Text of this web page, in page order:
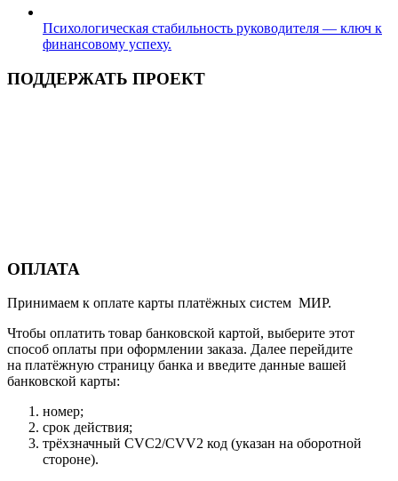
Психологическая стабильность руководителя — ключ к
финансовому успеху.
ПОДДЕРЖАТЬ ПРОЕКТ
ОПЛАТА
Принимаем к оплате карты платёжных систем МИР.
Чтобы оплатить товар банковской картой, выберите этот
способ оплаты при оформлении заказа. Далее перейдите
на платёжную страницу банка и введите данные вашей
банковской карты:
номер;
срок действия;
трёхзначный CVC2/CVV2 код (указан на оборотной
стороне).